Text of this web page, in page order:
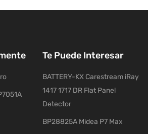
Te Puede Interesar
BATTERY-KX Carestream iRay
1417 1717 DR Flat Panel
Detector
BP28825A Midea P7 Max